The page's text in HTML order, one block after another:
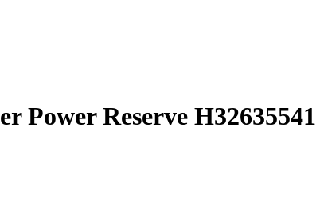
Power Reserve H32635541